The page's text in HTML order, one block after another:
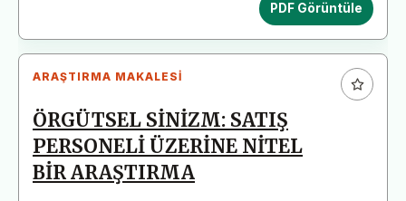
PDF Görüntüle
ARAŞTIRMA MAKALESI
ÖRGÜTSEL SİNİZM: SATIŞ
PERSONELİ ÜZERİNE NİTEL
BİR ARAŞTIRMA